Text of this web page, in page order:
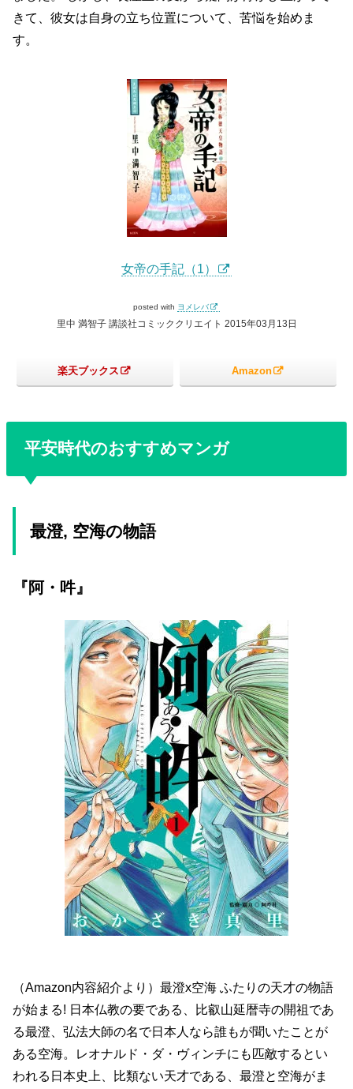
きて、彼女は自身の立ち位置について、苦悩を始めま
す。
女帝の手記（1）
posted with ヨメレバ
里中 満智子 講談社コミッククリエイト 2015年03月13日
楽天ブックス Amazon
平安時代のおすすめマンガ
最澄, 空海の物語
『阿・吽』
（Amazon内容紹介より）最澄x空海 ふたりの天才の物語
が始まる! 日本仏教の要である、比叡山延暦寺の開祖であ
る最澄、弘法大師の名で日本人なら誰もが聞いたことが
ある空海。レオナルド・ダ・ヴィンチにも匹敵するとい
われる日本史上、比類ない天才である、最澄と空海がま